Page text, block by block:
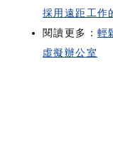
採用遠距工作
閱讀更多： 輕
虛擬辦公室